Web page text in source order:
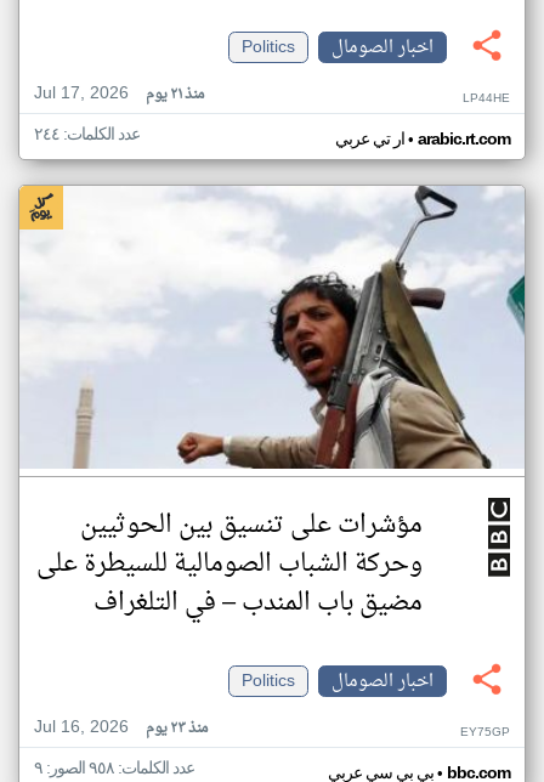
اخبار الصومال
Politics
Jul 17, 2026
منذ ٢١ يوم LP44HE
ار تي عربي• arabic.rt.com عدد الكلمات: ٢٤٤
مؤشرات على تنسيق بين الحوثيين
وحركة الشباب الصومالية للسيطرة على
مضيق باب المندب – في التلغراف
اخبار الصومال
Politics
Jul 16, 2026
منذ ٢٣ يوم EY75GP
بي بي سي عربي• bbc.com عدد الكلمات: ٩٥٨ الصور: ٩